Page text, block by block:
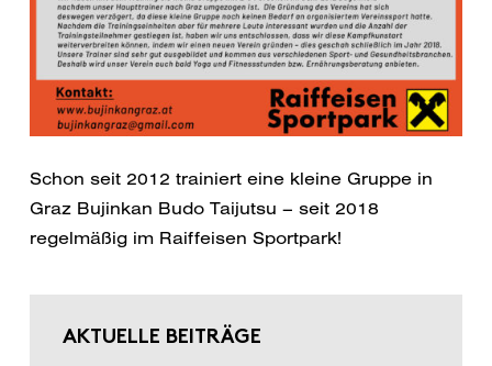
Schon seit 2012 trainiert eine kleine Gruppe in
Graz Bujinkan Budo Taijutsu – seit 2018
regelmäßig im Raiffeisen Sportpark!
AKTUELLE BEITRÄGE